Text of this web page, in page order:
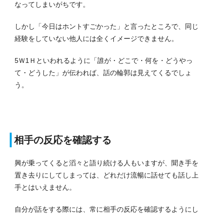
なってしまいがちです。
しかし「今日はホントすごかった」と言ったところで、同じ
経験をしていない他人には全くイメージできません。
5Ｗ1Ｈといわれるように「誰が・どこで・何を・どうやっ
て・どうした」が伝われば、話の輪郭は見えてくるでしょ
う。
相手の反応を確認する
興が乗ってくると滔々と語り続ける人もいますが、聞き手を
置き去りにしてしまっては、どれだけ流暢に話せても話し上
手とはいえません。
自分が話をする際には、常に相手の反応を確認するようにし